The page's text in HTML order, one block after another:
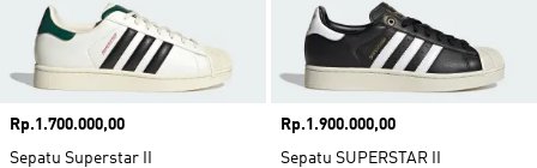
Harga
Rp.1.700.000,00
Sepatu Superstar II
Harga
Rp.1.900.000,00
Sepatu SUPERSTAR II